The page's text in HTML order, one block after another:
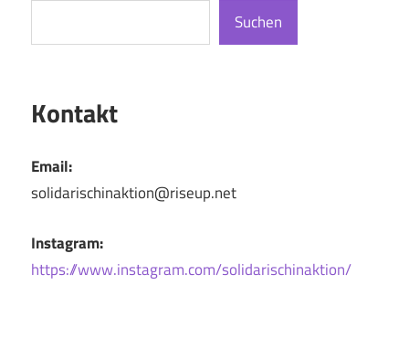
Suchen
Kontakt
Email:
solidarischinaktion@riseup.net
Instagram:
https://www.instagram.com/solidarischinaktion/